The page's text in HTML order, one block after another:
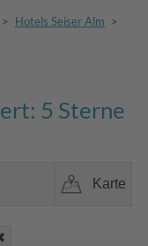
> Hotels Seiser Alm >
5 Sterne
Karte